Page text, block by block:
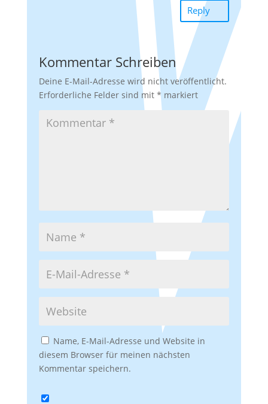
Reply
Kommentar Schreiben
Deine E-Mail-Adresse wird nicht veröffentlicht.
Erforderliche Felder sind mit * markiert
Name, E-Mail-Adresse und Website in
diesem Browser für meinen nächsten
Kommentar speichern.